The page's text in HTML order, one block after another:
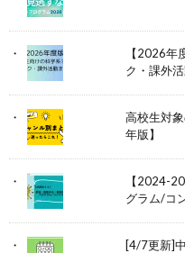
【2026年
ク・課外
高校生対
年版】
【2024-
グラム/コ
[4/7更新]